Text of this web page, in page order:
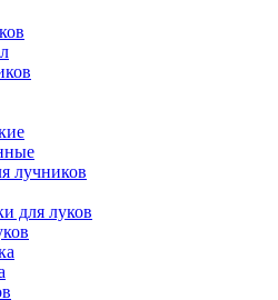
лучников
для луков